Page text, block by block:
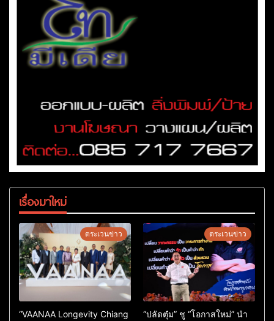
เรื่องมาใหม่
ตระเวนข่าว
“VAANAA Longevity Chiang
ตระเวนข่าว
“ปลัดตุ๋ม” ชู “โอกาสใหม่” นำ